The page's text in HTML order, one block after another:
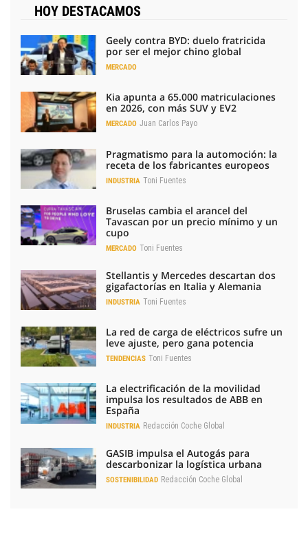
HOY DESTACAMOS
Geely contra BYD: duelo fratricida
por ser el mejor chino global
MERCADO
Kia apunta a 65.000 matriculaciones
en 2026, con más SUV y EV2
MERCADO Juan Carlos Payo
Pragmatismo para la automoción: la
receta de los fabricantes europeos
INDUSTRIA Toni Fuentes
Bruselas cambia el arancel del
Tavascan por un precio mínimo y un
cupo
MERCADO Toni Fuentes
Stellantis y Mercedes descartan dos
gigafactorías en Italia y Alemania
INDUSTRIA Toni Fuentes
La red de carga de eléctricos sufre un
leve ajuste, pero gana potencia
TENDENCIAS Toni Fuentes
La electrificación de la movilidad
impulsa los resultados de ABB en
España
INDUSTRIA Redacción Coche Global
GASIB impulsa el Autogás para
descarbonizar la logística urbana
SOSTENIBILIDAD Redacción Coche Global